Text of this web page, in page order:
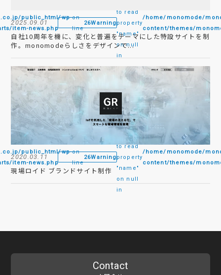
2025.09.01
public_html/wp-
item-news.php
on
line
26Warning
to read
property
"name"
on null
in
/home/monomode/
content/themes/
自社10周年を機に、変化と普遍をテーマにした特設サイトを制
作。monomodeらしさをデザインで...
2020.03.11
public_html/wp-
item-news.php
on
line
26Warning
:
Attempt
to read
property
"name"
on null
in
/home/monomode/
content/themes/
現場ロイド ブランドサイト制作
Contact